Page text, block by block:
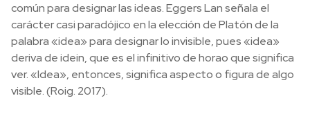
común para designar las ideas. Eggers Lan señala el
carácter casi paradójico en la elección de Platón de la
palabra «idea» para designar lo invisible, pues «idea»
deriva de idein, que es el infinitivo de horao que significa
ver. «Idea», entonces, significa aspecto o figura de algo
visible. (Roig. 2017).